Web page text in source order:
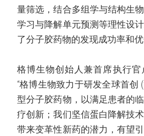
量筛选，结合多组学与结构生
学习与降解单元预测等理性设
了分子胶药物的发现成功率和优
格博生物创始人兼首席执行官
“格博生物致力于研发全球首创
型分子胶药物，以满足患者的
疗创新；我们坚信蛋白降解技
带来变革性新药的潜力，有望